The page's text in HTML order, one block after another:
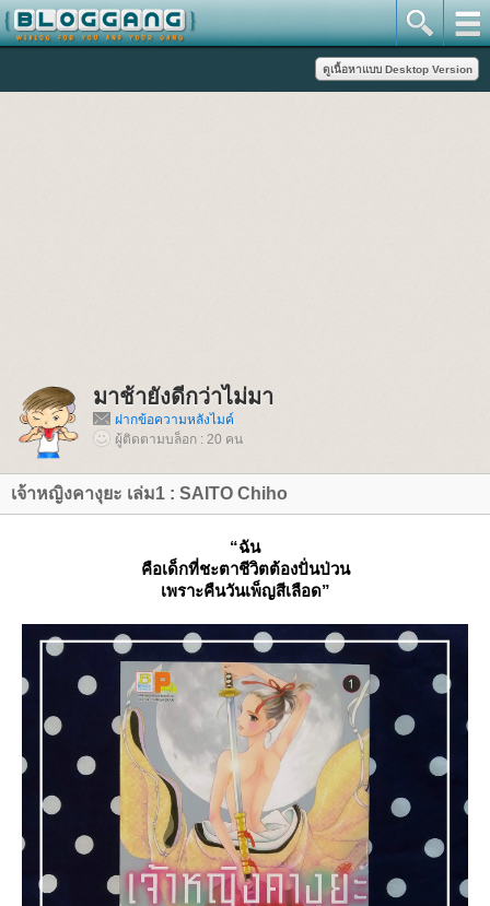
มาช้ายังดีกว่าไม่มา
ฝากข้อความหลังไมค์
ผู้ติดตามบล็อก : 20 คน
เจ้าหญิงคางุยะ เล่ม1 : SAITO Chiho
“ฉัน
คือเด็กที่ชะตาชีวิตต้องปั่นป่วน
เพราะคืนวันเพ็ญสีเลือด”